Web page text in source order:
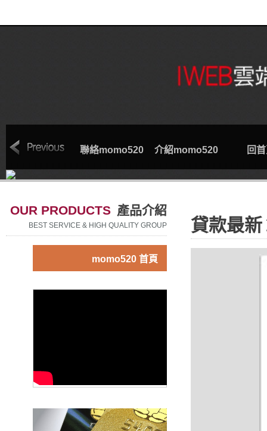
索取專線 聯絡momo520 介紹momo520 回
OUR PRODUCTS 產品介紹
BEST SERVICE & HIGH QUALITY GROUP
momo520 首頁
貸款最